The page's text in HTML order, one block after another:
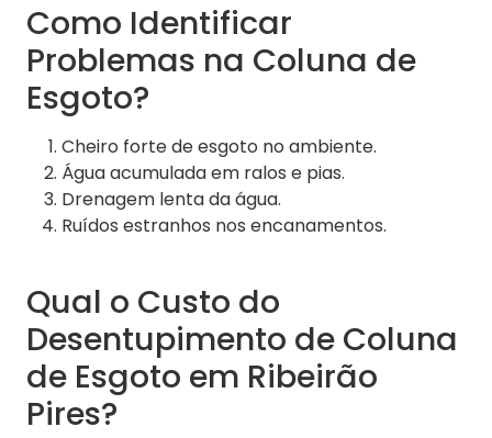
Como Identificar
Problemas na Coluna de
Esgoto?
Cheiro forte de esgoto no ambiente.
Água acumulada em ralos e pias.
Drenagem lenta da água.
Ruídos estranhos nos encanamentos.
Qual o Custo do
Desentupimento de Coluna
de Esgoto em Ribeirão
Pires?